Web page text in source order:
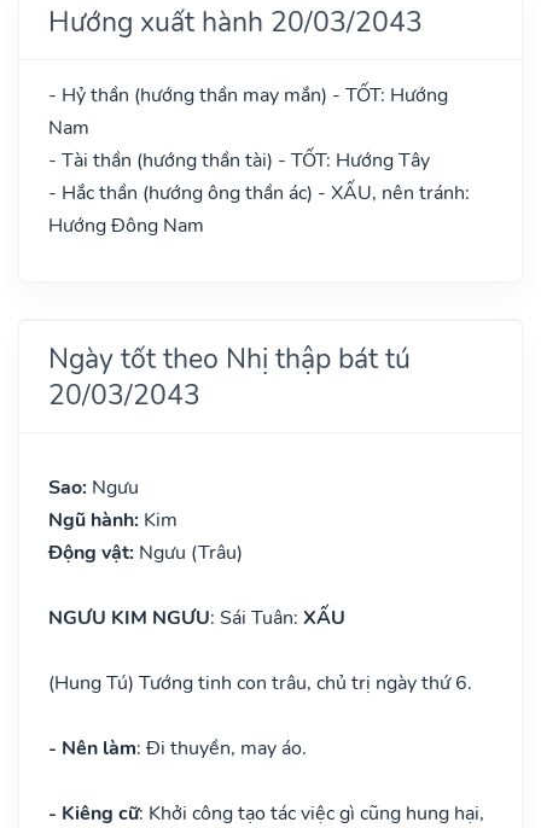
Hướng xuất hành 20/03/2043
- Hỷ thần (hướng thần may mắn) - TỐT: Hướng
Nam
- Tài thần (hướng thần tài) - TỐT: Hướng Tây
- Hắc thần (hướng ông thần ác) - XẤU, nên tránh:
Hướng Đông Nam
Ngày tốt theo Nhị thập bát tú
20/03/2043
Sao: Ngưu
Ngũ hành: Kim
Động vật: Ngưu (Trâu)
NGƯU KIM NGƯU: Sái Tuân: XẤU
(Hung Tú) Tướng tinh con trâu, chủ trị ngày thứ 6.
- Nên làm: Đi thuyền, may áo.
- Kiêng cữ: Khởi công tạo tác việc gì cũng hung hại,